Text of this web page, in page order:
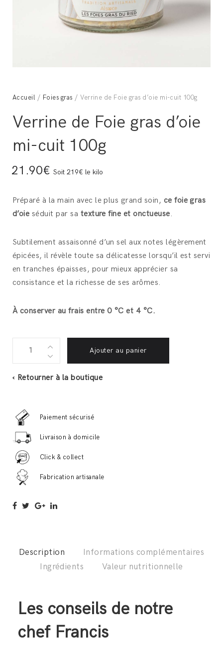
Accueil / Foies gras / Verrine de Foie gras d’oie mi-cuit 100g
Verrine de Foie gras d’oie
mi-cuit 100g
21.90€ Soit 219€ le kilo
Préparé à la main avec le plus grand soin, ce foie gras
d’oie séduit par sa texture fine et onctueuse.
Subtilement assaisonné d’un sel aux notes légèrement
épicées, il révèle toute sa délicatesse lorsqu’il est servi
en tranches épaisses, pour mieux apprécier sa
consistance et la richesse de ses arômes.
À conserver au frais entre 0 °C et 4 °C.
mi-
cuit
100g
quantité
Ajouter au panier
‹ Retourner à la boutique
Paiement sécurisé
Livraison à domicile
Click & collect
Fabrication artisanale
Description
Informations complémentaires
Ingrédients
Valeur nutritionnelle
Les conseils de notre
chef Francis